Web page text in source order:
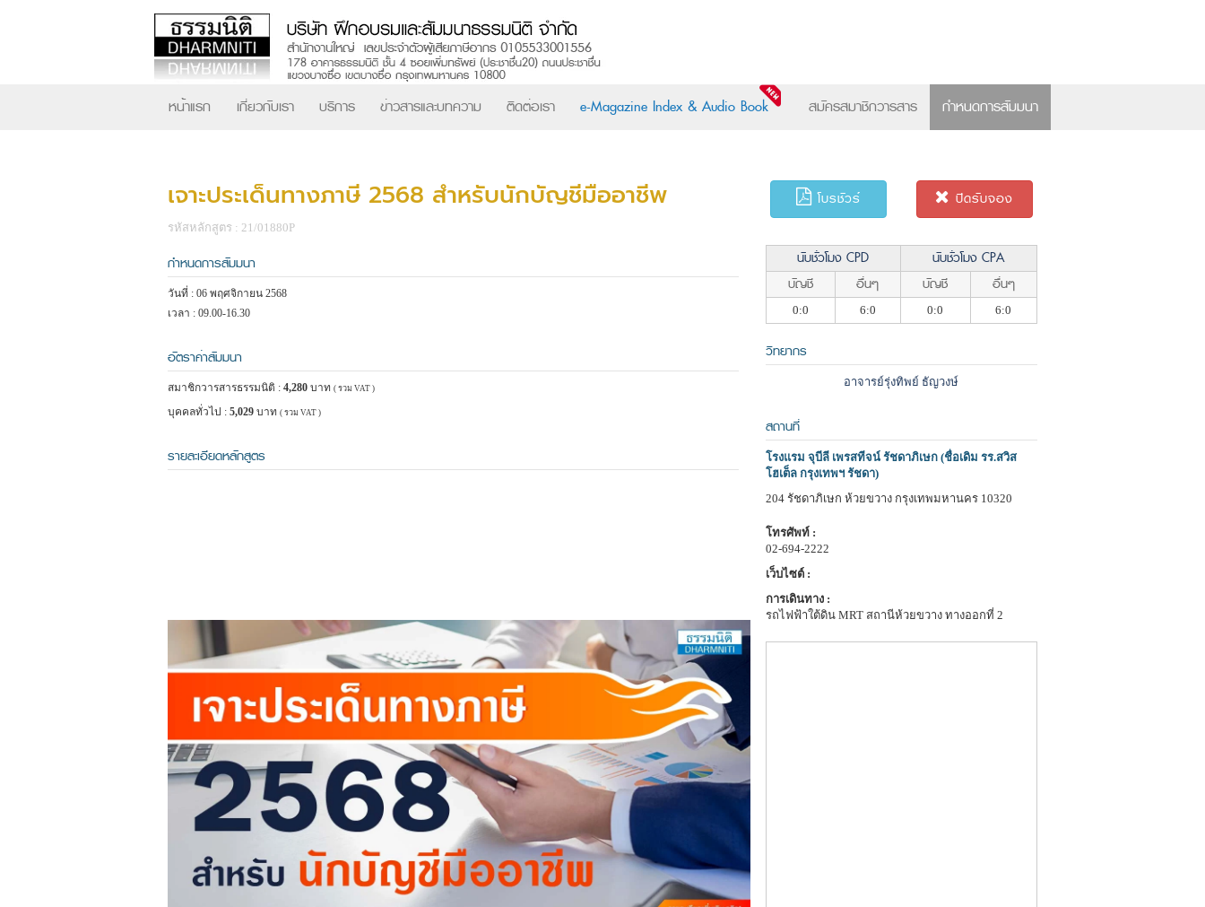
หน้าแรก เกี่ยวกับเรา บริการ ข่าวสารและบทความ ติดต่อเรา e-Magazine Index & Audio Book สมัครสมาชิกวารสาร กำหนดการสัมมนา
เจาะประเด็นทางภาษี 2568 สำหรับนักบัญชีมืออาชีพ
รหัสหลักสูตร : 21/01880P
กำหนดการสัมมนา
วันที่ : 06 พฤศจิกายน 2568
เวลา : 09.00-16.30
อัตราค่าสัมมนา
สมาชิกวารสารธรรมนิติ : 4,280 บาท ( รวม VAT )
บุคคลทั่วไป : 5,029 บาท ( รวม VAT )
รายละเอียดหลักสูตร
โบรชัวร์ ปิดรับจอง
นับชั่วโมง CPD
นับชั่วโมง CPA
บัญชี
อื่นๆ บัญชี อื่นๆ
0:0 6:0 0:0 6:0
วิทยากร
อาจารย์รุ่งทิพย์ ธัญวงษ์
สถานที่
โรงแรม จุบีลี เพรสทีจน์ รัชดาภิเษก (ชื่อเดิม รร.สวิส
โฮเต็ล กรุงเทพฯ รัชดา)
204 รัชดาภิเษก ห้วยขวาง กรุงเทพมหานคร 10320
โทรศัพท์ :
02-694-2222
เว็บไซต์ :
การเดินทาง :
รถไฟฟ้าใต้ดิน MRT สถานีห้วยขวาง ทางออกที่ 2